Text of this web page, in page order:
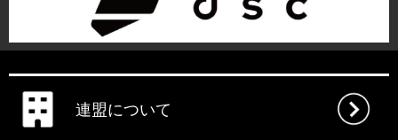
連盟について